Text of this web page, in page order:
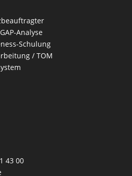
Analyse
Schulung
/ TOM
43 00